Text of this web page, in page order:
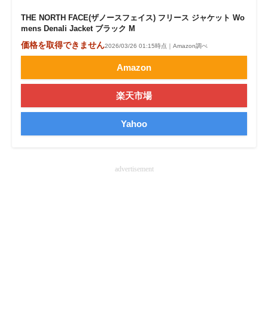
THE NORTH FACE(ザノースフェイス) フリース ジャケット Wo
mens Denali Jacket ブラック M
価格を取得できません2026/03/26 01:15時点｜Amazon調べ
Amazon
楽天市場
Yahoo
advertisement